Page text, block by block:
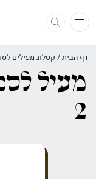
תפריט
דף הבית/ קטלוג מעילים
מעיל
2